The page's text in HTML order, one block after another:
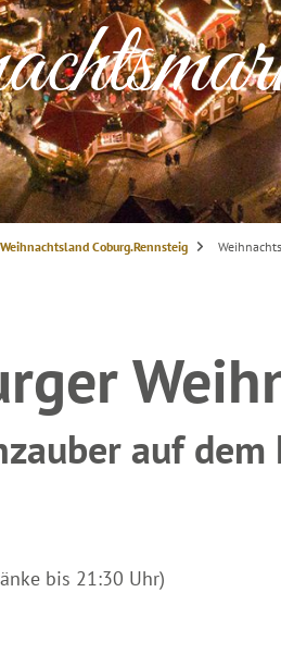
S
r
:
Weihnachtsland Coburg.Rennsteig
auf
bis 21:30 Uhr)